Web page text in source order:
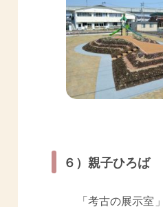
６）親子ひろば
「考古の展示室